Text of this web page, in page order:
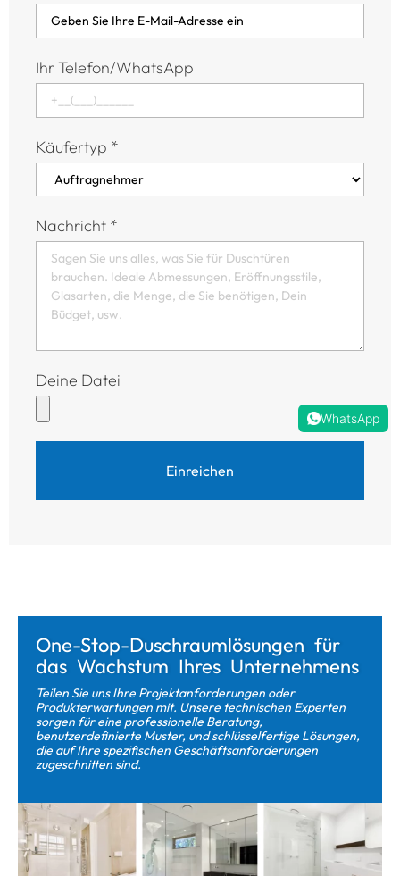
Ihr Telefon/WhatsApp
Käufertyp *
Nachricht *
Deine Datei
Einreichen
One-Stop-Duschraumlösungen für
das Wachstum Ihres Unternehmens
Teilen Sie uns Ihre Projektanforderungen oder
Produkterwartungen mit. Unsere technischen Experten
sorgen für eine professionelle Beratung,
benutzerdefinierte Muster, und schlüsselfertige Lösungen,
die auf Ihre spezifischen Geschäftsanforderungen
zugeschnitten sind.
WhatsApp